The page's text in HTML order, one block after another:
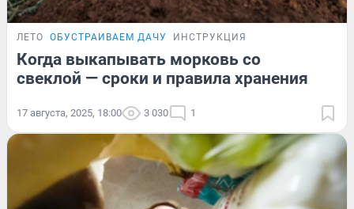
ЛЕТО ОБУСТРАИВАЕМ ДАЧУ ИНСТРУКЦИЯ
Когда выкапывать морковь со
свеклой — сроки и правила хранения
17 августа, 2025, 18:00 3 030 1